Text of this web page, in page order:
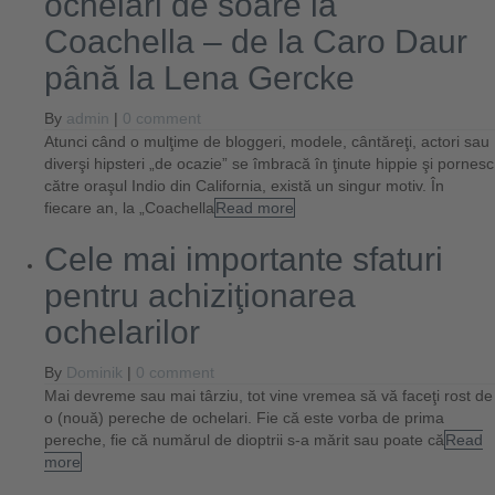
Coachella – de la Caro Daur
până la Lena Gercke
By admin | 0 comment
Atunci când o mulţime de bloggeri, modele, cântăreţi, actori sau
diverşi hipsteri „de ocazie” se îmbracă în ţinute hippie şi pornesc
către oraşul Indio din California, există un singur motiv. În
fiecare an, la „CoachellaRead more
Cele mai importante sfaturi
pentru achiziţionarea
ochelarilor
By Dominik | 0 comment
Mai devreme sau mai târziu, tot vine vremea să vă faceţi rost de
o (nouă) pereche de ochelari. Fie că este vorba de prima
pereche, fie că numărul de dioptrii s-a mărit sau poate căRead
more